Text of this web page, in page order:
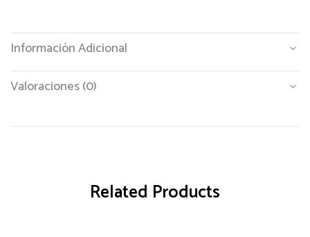
Información Adicional
Valoraciones (0)
Related Products